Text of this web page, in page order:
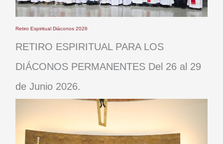
Retiro Espiritual Diáconos 2026
RETIRO ESPIRITUAL PARA LOS
DIÁCONOS PERMANENTES Del 26 al 29
de Junio 2026.